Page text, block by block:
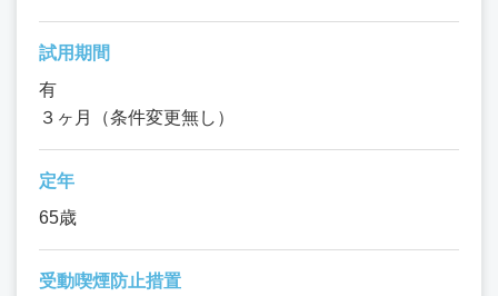
試用期間
有
３ヶ月（条件変更無し）
定年
65歳
受動喫煙防止措置